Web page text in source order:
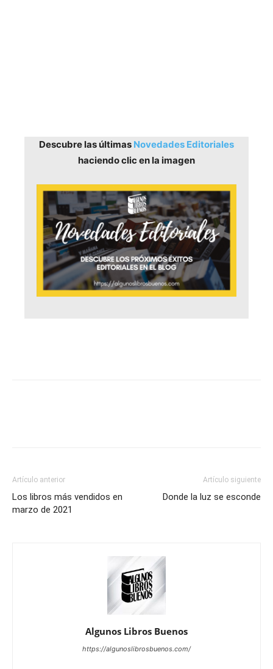
Descubre las últimas Novedades Editoriales
haciendo clic en la imagen
Artículo anterior
Los libros más vendidos en
marzo de 2021
Artículo siguiente
Donde la luz se esconde
Algunos Libros Buenos
https://algunoslibrosbuenos.com/